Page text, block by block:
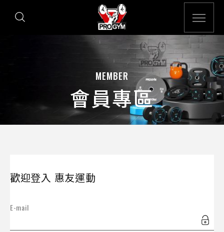
MEMBER
會員專區
歡迎登入 惠友運動
E-mail